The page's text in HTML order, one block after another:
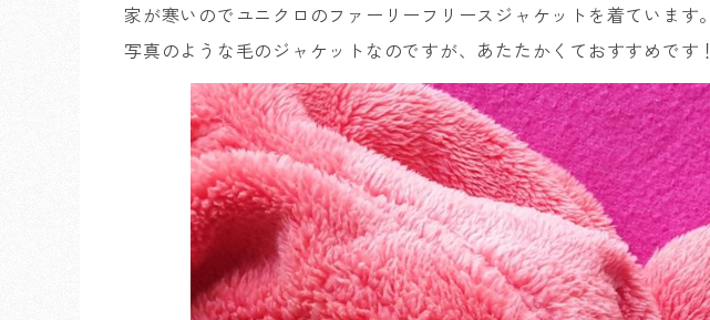
家が寒いのでユニクロのファーリーフリースジャケットを着ています。
写真のような毛のジャケットなのですが、あたたかくておすすめです！